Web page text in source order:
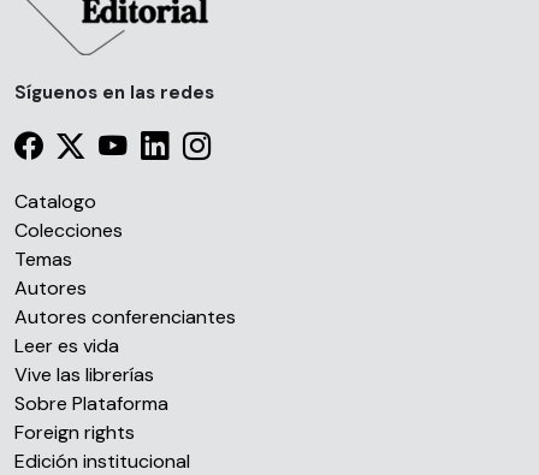
Síguenos en las redes
Catalogo
Colecciones
Temas
Autores
Autores conferenciantes
Leer es vida
Vive las librerías
Sobre Plataforma
Foreign rights
Edición institucional